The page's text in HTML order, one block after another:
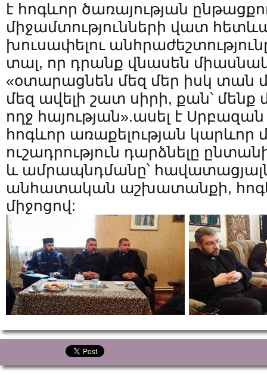
է հոգևոր ծառայության
միջամտությունների վատ
խուսափելու
տալ, որ դրանք վնասեն
«օտարացնեն մեզ մեր իսկ տան
մեզ ավելի շատ սիրի, քան՝ մենք
ողջ հայության».ասել է Սրբազան
հոգևոր առաքելության կարևոր
ուշադրություն դարձնելը
և ամրապնդմանը՝
անհատական աշխատանքի,
միջոցով: